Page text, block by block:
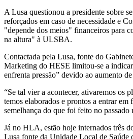
A Lusa questionou a presidente sobre
reforçados em caso de necessidade e
"depende dos meios" financeiros para
na altura" à ULSBA.
Contactada pela Lusa, fonte do
Marketing do HESE limitou-se a
enfrenta pressão” devido ao aumento
“Se tal vier a acontecer, ativaremos os
temos elaborados e prontos a entrar em
semelhança do que foi feito no passado
Já no HLA, estão hoje internados três
Lusa fonte da Unidade Local de